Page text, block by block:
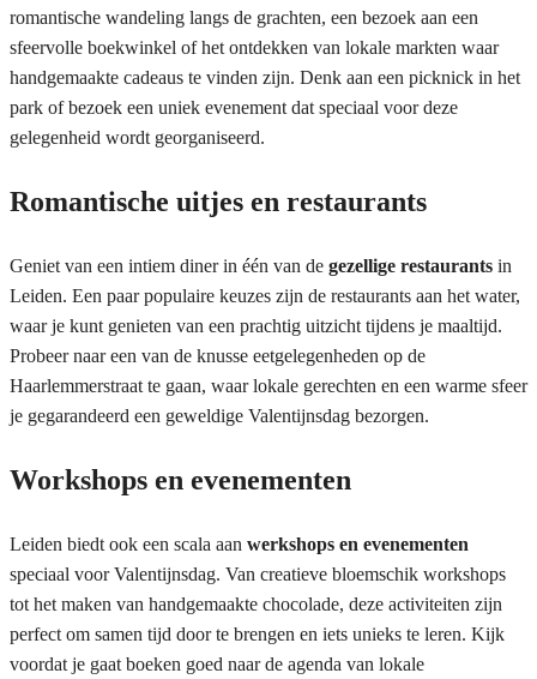
romantische wandeling langs de grachten, een bezoek aan een
sfeervolle boekwinkel of het ontdekken van lokale markten waar
handgemaakte cadeaus te vinden zijn. Denk aan een picknick in het
park of bezoek een uniek evenement dat speciaal voor deze
gelegenheid wordt georganiseerd.
Romantische uitjes en restaurants
Geniet van een intiem diner in één van de gezellige restaurants in
Leiden. Een paar populaire keuzes zijn de restaurants aan het water,
waar je kunt genieten van een prachtig uitzicht tijdens je maaltijd.
Probeer naar een van de knusse eetgelegenheden op de
Haarlemmerstraat te gaan, waar lokale gerechten en een warme sfeer
je gegarandeerd een geweldige Valentijnsdag bezorgen.
Workshops en evenementen
Leiden biedt ook een scala aan werkshops en evenementen
speciaal voor Valentijnsdag. Van creatieve bloemschik workshops
tot het maken van handgemaakte chocolade, deze activiteiten zijn
perfect om samen tijd door te brengen en iets unieks te leren. Kijk
voordat je gaat boeken goed naar de agenda van lokale